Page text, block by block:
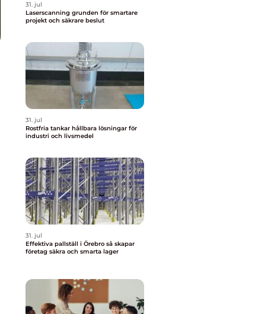
31. jul
Laserscanning grunden för smartare
projekt och säkrare beslut
31. jul
Rostfria tankar hållbara lösningar för
industri och livsmedel
31. jul
Effektiva pallställ i Örebro så skapar
företag säkra och smarta lager